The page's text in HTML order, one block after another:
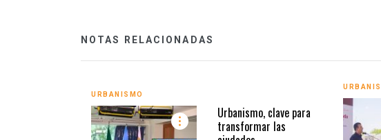
NOTAS RELACIONADAS
URBANISMO
Urbanismo, clave para
transformar las